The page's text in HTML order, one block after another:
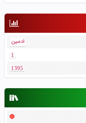
ادمین
1
1395